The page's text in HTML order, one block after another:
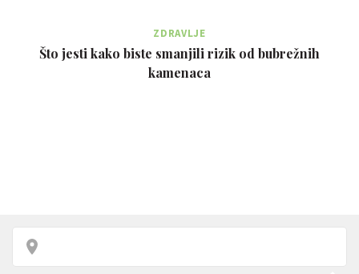
ZDRAVLJE
Što jesti kako biste smanjili rizik od bubrežnih
kamenaca